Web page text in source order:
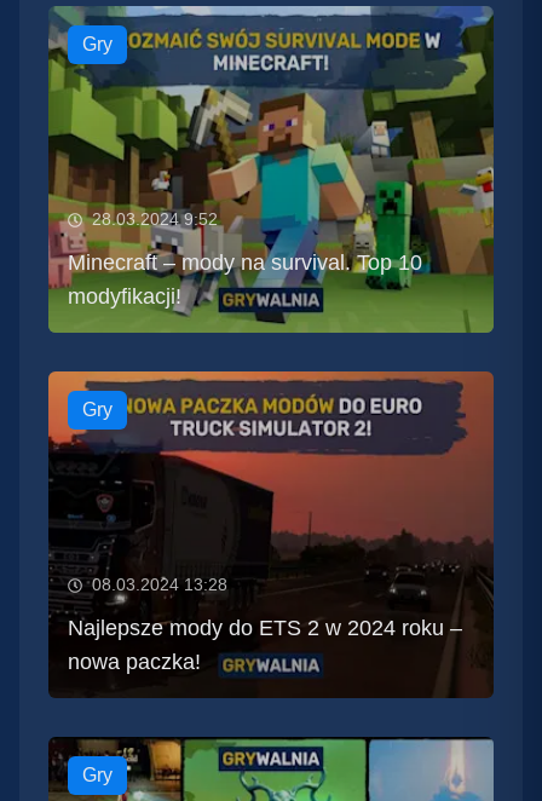
Gry
28.03.2024 9:52
Minecraft – mody na survival. Top 10
modyfikacji!
Gry
08.03.2024 13:28
Najlepsze mody do ETS 2 w 2024 roku –
nowa paczka!
Gry